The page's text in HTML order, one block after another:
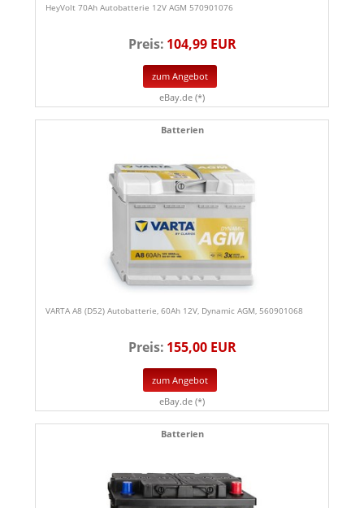
HeyVolt 70Ah Autobatterie 12V AGM 570901076
Preis: 104,99 EUR
zum Angebot
eBay.de (*)
Batterien
VARTA A8 (D52) Autobatterie, 60Ah 12V, Dynamic AGM, 560901068
Preis: 155,00 EUR
zum Angebot
eBay.de (*)
Batterien